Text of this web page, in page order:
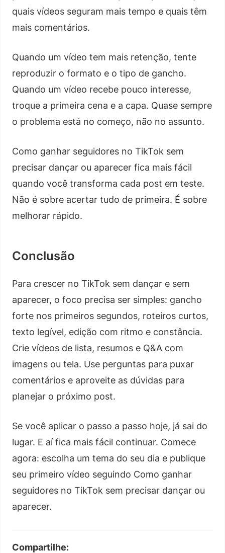
quais vídeos seguram mais tempo e quais têm
mais comentários.
Quando um vídeo tem mais retenção, tente
reproduzir o formato e o tipo de gancho.
Quando um vídeo recebe pouco interesse,
troque a primeira cena e a capa. Quase sempre
o problema está no começo, não no assunto.
Como ganhar seguidores no TikTok sem
precisar dançar ou aparecer fica mais fácil
quando você transforma cada post em teste.
Não é sobre acertar tudo de primeira. É sobre
melhorar rápido.
Conclusão
Para crescer no TikTok sem dançar e sem
aparecer, o foco precisa ser simples: gancho
forte nos primeiros segundos, roteiros curtos,
texto legível, edição com ritmo e constância.
Crie vídeos de lista, resumos e Q&A com
imagens ou tela. Use perguntas para puxar
comentários e aproveite as dúvidas para
planejar o próximo post.
Se você aplicar o passo a passo hoje, já sai do
lugar. E aí fica mais fácil continuar. Comece
agora: escolha um tema do seu dia e publique
seu primeiro vídeo seguindo Como ganhar
seguidores no TikTok sem precisar dançar ou
aparecer.
Compartilhe: